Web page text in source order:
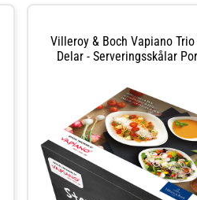
Villeroy & Boch Vapiano Trio
Delar - Serveringsskålar